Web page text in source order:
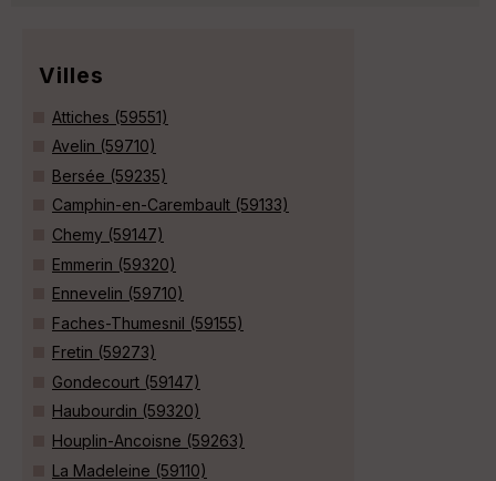
Villes
Attiches (59551)
Avelin (59710)
Bersée (59235)
Camphin-en-Carembault (59133)
Chemy (59147)
Emmerin (59320)
Ennevelin (59710)
Faches-Thumesnil (59155)
Fretin (59273)
Gondecourt (59147)
Haubourdin (59320)
Houplin-Ancoisne (59263)
La Madeleine (59110)